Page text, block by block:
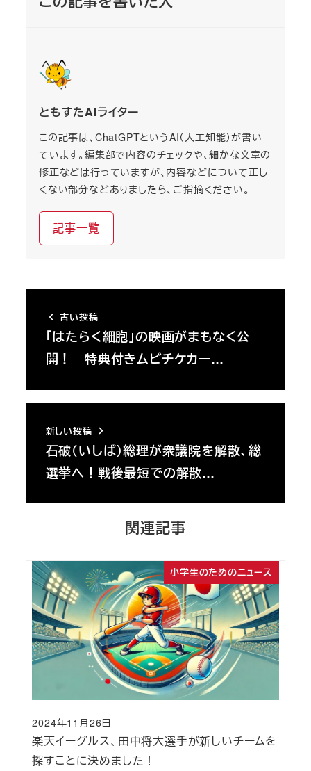
ともすたAIライター
この記事は、ChatGPTというAI（人工知能）が書い
ています。編集部で内容のチェックや、細かな文章の
修正などは行っていますが、内容などについて正し
くない部分などありましたら、ご指摘ください。
記事一覧
古い投稿
「はたらく細胞」の映画がまもなく公
開！ 特典付きムビチケカー…
新しい投稿
石破（いしば）総理が衆議院を解散、総
選挙へ！戦後最短での解散…
関連記事
小学生のためのニュース
楽天イーグルス、田中将大選手が新しいチームを
探すことに決めました！
投稿日
2024年11月26日